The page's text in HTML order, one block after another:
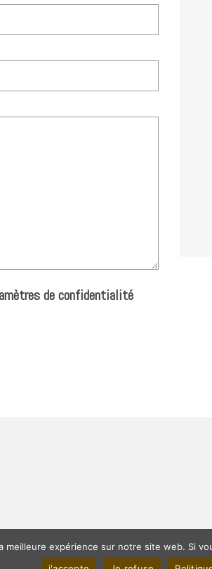
de confidentialité
meilleure expérience sur notre site web. Si